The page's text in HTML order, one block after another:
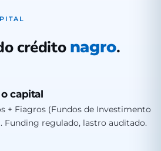
crédito nagro.
capital
+ Fiagros (Fundos de Investimento
Funding regulado, lastro auditado.